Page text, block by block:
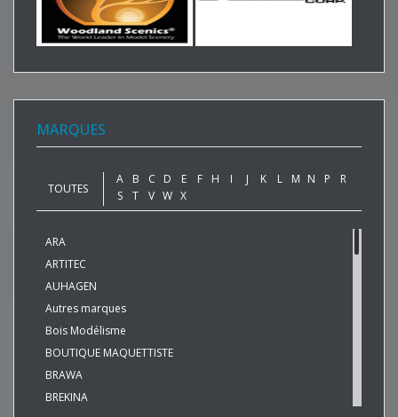
MARQUES
TOUTES
A B C D E F H I J K L M N P
R
S
T V W X
ARA
ARTITEC
AUHAGEN
Autres marques
Bois Modélisme
BOUTIQUE MAQUETTISTE
BRAWA
BREKINA